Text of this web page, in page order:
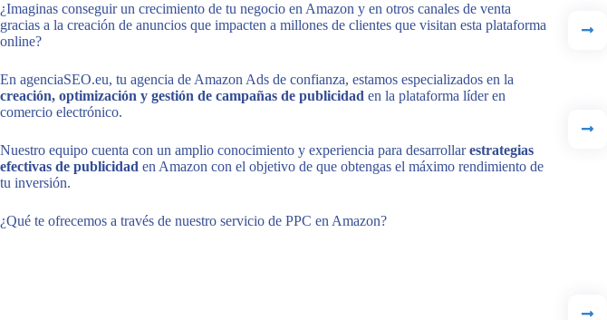
¿Imaginas conseguir un crecimiento de tu negocio en Amazon y en otros canales de venta
gracias a la creación de anuncios que impacten a millones de clientes que visitan esta plataforma
online?
En agenciaSEO.eu, tu agencia de Amazon Ads de confianza, estamos especializados en la
creación, optimización y gestión de campañas de publicidad en la plataforma líder en
comercio electrónico.
Nuestro equipo cuenta con un amplio conocimiento y experiencia para desarrollarestrategias
efectivas de publicidad en Amazon con el objetivo de que obtengas el máximo rendimiento de
tu inversión.
¿Qué te ofrecemos a través de nuestro servicio de PPC en Amazon?